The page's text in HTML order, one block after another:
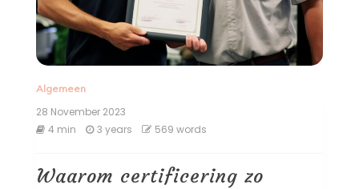
Algemeen
28 November 2023
4 min
3 years 569 words
Waarom certificering zo